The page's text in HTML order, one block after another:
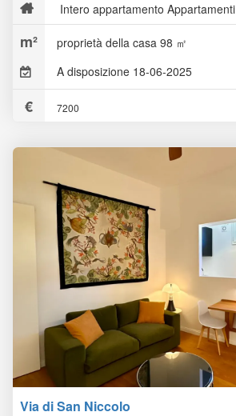
Intero appartamento Appartamenti
proprietà della casa 98 ㎡
A disposizione 18-06-2025
7200
Via di San Niccolo